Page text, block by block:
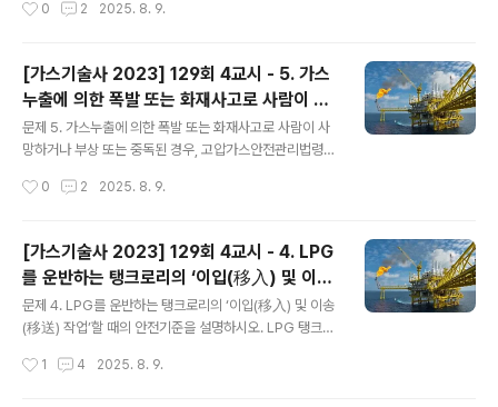
비 및 수소추출설비를 말한다.수전해설비 : 물의 전기분해
수전해설비실의 환기가 강제환기만으로 이루어지는 경우
에는 강제환기가 중단되었을 때 수전해 설비의 운전이 정
지되도록 한다.2) 수전해설비를 실내에 설치하는 경우 해
당 실 내의 산소 농도가 23.5% 이하가 되도록 유지한다.
3) 수전해설비를 실외에 설치하는 경우 눈, 비, 낙뢰 등으로
산소 방출관의 방출구는 다음 기준에 적합하도록 설치한
0 2 2025. 8. 9.
[가스기술사 2023] 129회 4교시 - 5. 가스
누출에 의한 폭발 또는 화재사고로 사람이 사
망하거나 부상 또는 중독된 경우, 고압가스안
전관리법령 상의 ‘사고통보사항’ 및 ‘통보방
법’을 설명하시오.
문제 5. 가스누출에 의한 폭발 또는 화재사고로 사람이 사
망하거나 부상 또는 중독된 경우, 고압가스안전관리법령
사업자 등과 특정고압가스 사용 신고자는 그 시설이나 제
사고 등이 발생하면 한국가스안전공사에 통보해야 하며,
한국가스안전공사는 이를 시·군·구청장에게 보고해야 한
다. 1. 사고 통보 사항통보자의 소속, 지위, 성명 및 연락처
사고발생 일시 사고발생 장소 사고내용(가스 종류, 양 및 확
산거리 등을 포함한다) 시설현황(시설의 종류, 위치 등을
방법 및 기한사고의 종류통보방법 통보 기한속보상보가.
0 2 2025. 8. 9.
[가스기술사 2023] 129회 4교시 - 4. LPG
를 운반하는 탱크로리의 ‘이입(移入) 및 이송
(移送) 작업’할 때의 안전기준을 설명하시오.
문제 4. LPG를 운반하는 탱크로리의 ‘이입(移入) 및 이송
(移送) 작업’할 때의 안전기준을 설명하시오. LPG 탱크로
액체 LPG가 탱크로리와 저장탱크간 고압으로 이동하므
1 4 2025. 8. 9.